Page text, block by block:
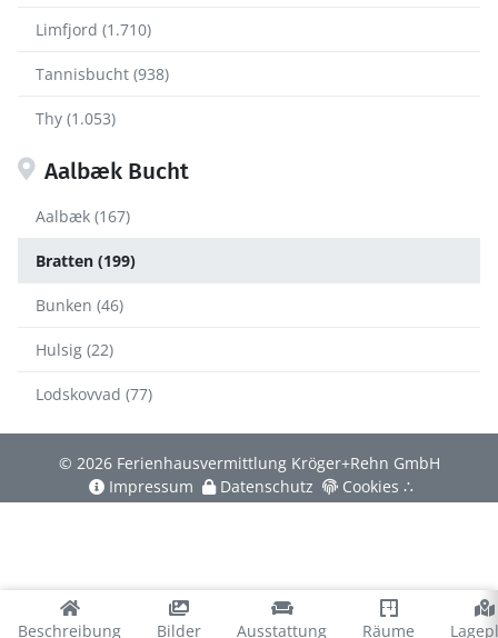
Beschreibung Bilder Ausstattung Räume
Limfjord (1.710)
Tannisbucht (938)
Thy (1.053)
Aalbæk Bucht
Aalbæk (167)
Bratten (199)
Bunken (46)
Hulsig (22)
Lodskovvad (77)
© 2026 Ferienhausvermittlung Kröger+Rehn GmbH
Impressum
Datenschutz Cookies ∴